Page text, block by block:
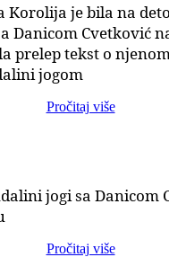
Korolija je bila na
Danicom Cvetković
prelep tekst o
jogom
Pročitaj više
jogi sa Danicom
Pročitaj više